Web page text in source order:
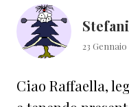
23 Gennaio
Ciao Raffaella,